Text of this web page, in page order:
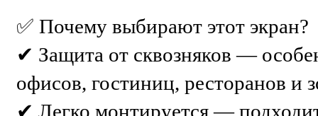
✅ Почему выбирают этот экран?
✔ Защита от сквозняков —
офисов, гостиниц, ресторанов и
✔ Легко монтируется —